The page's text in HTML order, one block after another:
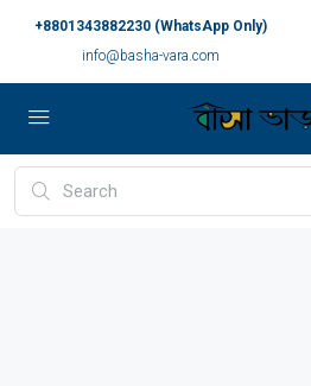
+8801343882230 (WhatsApp Only)
info@basha-vara.com